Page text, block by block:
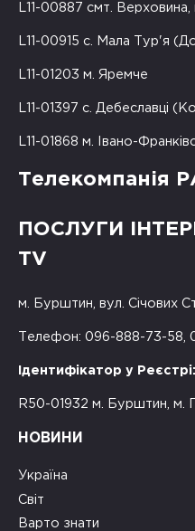
L11-00887 смт. Верховина,
L11-00915 с. Мала Тур'я
L11-01203 м. Яремче
L11-01397 с. Дебеславці
L11-01868 м. Івано-
Телекомпанія
ПОСЛУГИ
TV
м. Бурштин, вул. Січових
Телефон: 096-888-73-58,
Ідентифікатор у Реєстрі:
R50-01932 м. Бурштин, м.
НОВИНИ
Україна
Світ
Варто знати